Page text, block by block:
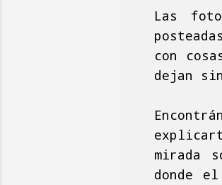
Las
con
dejan
mirada
donde